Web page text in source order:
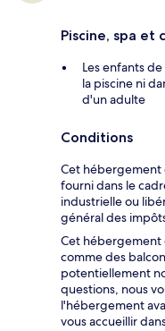
Piscine, spa et
Les enfants
la piscine ni
d'un adulte
Conditions
Cet hébergement
fourni dans le
industrielle ou
général des
Cet hébergement
comme des
potentiellement
questions, nous
l'hébergement
vous accueillir